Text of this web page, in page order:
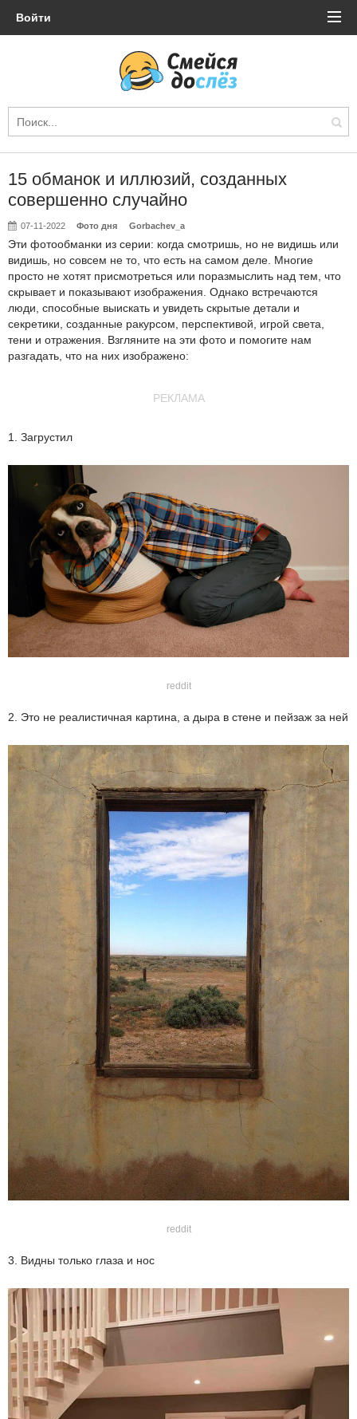
Войти
15 обманок и иллюзий, созданных
совершенно случайно
07-11-2022 Фото дня Gorbachev_a
Эти фотообманки из серии: когда смотришь, но не видишь или
видишь, но совсем не то, что есть на самом деле. Многие
просто не хотят присмотреться или поразмыслить над тем, что
скрывает и показывают изображения. Однако встречаются
люди, способные выискать и увидеть скрытые детали и
секретики, созданные ракурсом, перспективой, игрой света,
тени и отражения. Взгляните на эти фото и помогите нам
разгадать, что на них изображено:
РЕКЛАМА
1. Загрустил
reddit
2. Это не реалистичная картина, а дыра в стене и пейзаж за ней
reddit
3. Видны только глаза и нос